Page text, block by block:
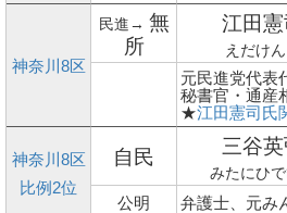
神奈川8区
民進→ 無
所
江田憲
えだけ
元民進党代表
秘書官・通産
★江田憲司氏
神奈川8区
比例2位
自民 三谷
みたにひ
公明 弁護士、元み